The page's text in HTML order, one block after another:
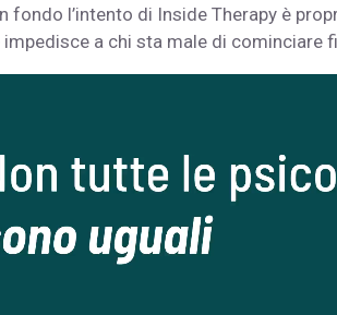
fondo l’intento di Inside Therapy è
a chi sta male di cominciare